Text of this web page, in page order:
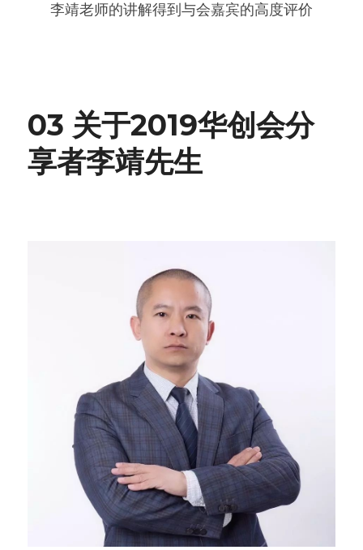
李靖老师的讲解得到与会嘉宾的高度评价
03 关于2019华创会分
享者李靖先生